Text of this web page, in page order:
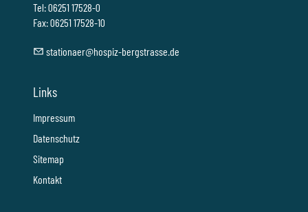
Tel: 06251 17528-0
Fax: 06251 17528-10
st t n r h sp z-b rgstr ss d
Links
Impressum
Datenschutz
Sitemap
Kontakt